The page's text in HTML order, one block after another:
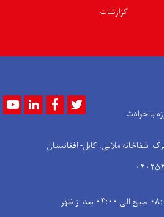
گزارشات
با حوادث
YoutubeLinkedInFacebook
شفاخانه ملالی، کابل- افغانستان